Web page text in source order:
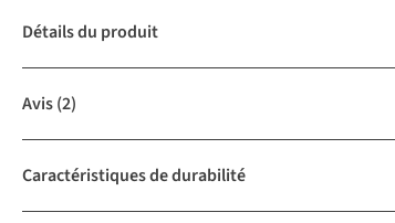
Détails du produit
Avis(2)
Caractéristiques de durabilité